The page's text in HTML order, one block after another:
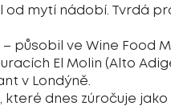
mytí nádobí. Tvrdá
působil ve Wine Food
El Molin (Alto
v Londýně.
dnes zúročuje